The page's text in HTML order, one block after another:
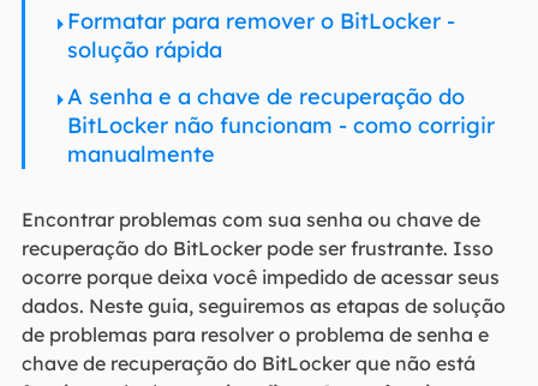
Formatar para remover o BitLocker -
solução rápida
A senha e a chave de recuperação do
BitLocker não funcionam - como corrigir
manualmente
Encontrar problemas com sua senha ou chave de
recuperação do BitLocker pode ser frustrante. Isso
ocorre porque deixa você impedido de acessar seus
dados. Neste guia, seguiremos as etapas de solução
de problemas para resolver o problema de senha e
chave de recuperação do BitLocker que não está